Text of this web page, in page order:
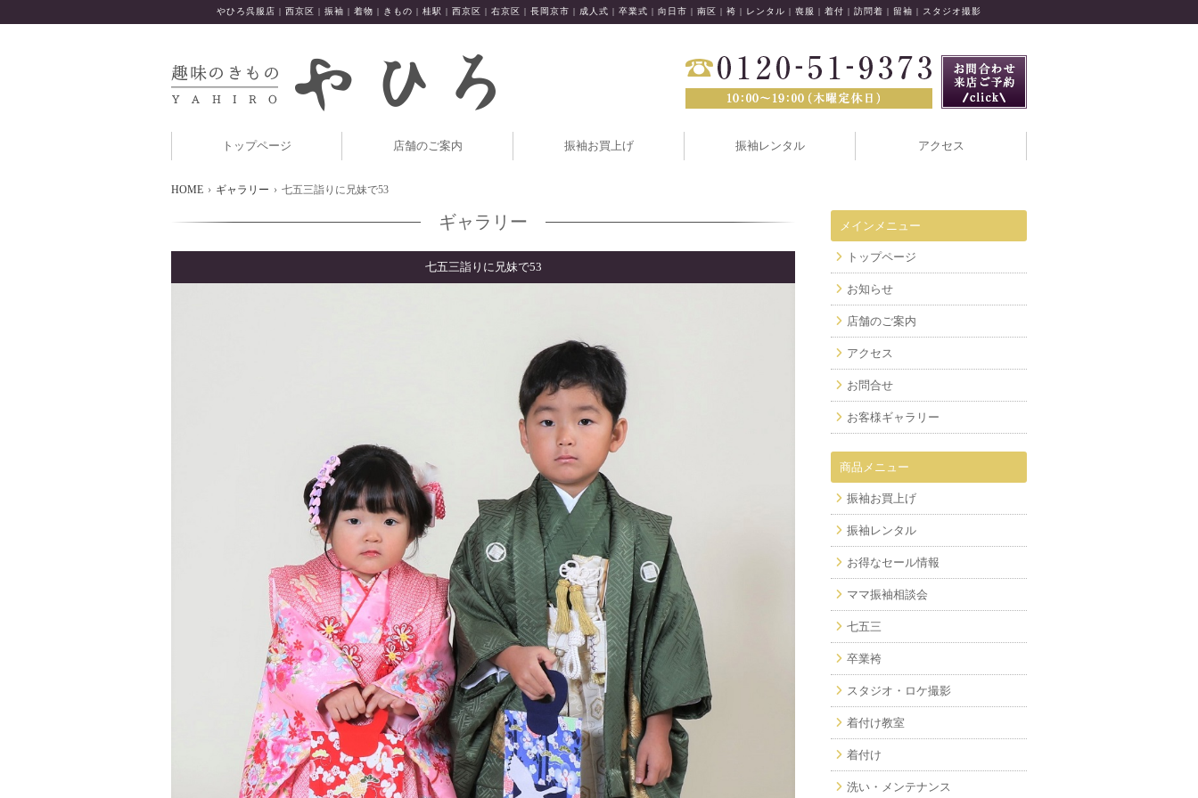
やひろ呉服店 | 西京区 | 振袖 | 着物 | きもの | 桂駅 | 西京区 | 右京区 | 長岡京市 | 成人式 | 卒業式 | 向日市 | 南区 | 袴 | レンタル | 喪服 | 着付 | 訪問着 | 留袖 | スタジオ撮影
トップページ 店舗のご案内 振袖お買上げ 振袖レンタル アクセス
HOME ギャラリー 七五三詣りに兄妹で53
ギャラリー
七五三詣りに兄妹で53
メインメニュー
トップページ
お知らせ
店舗のご案内
アクセス
お問合せ
お客様ギャラリー
商品メニュー
振袖お買上げ
振袖レンタル
お得なセール情報
ママ振袖相談会
七五三
卒業袴
スタジオ・ロケ撮影
着付け教室
着付け
洗い・メンテナンス